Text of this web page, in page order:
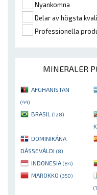
Nyankomna
Delar av högsta
Professionella
MINERALER
AFGHANISTAN
(44)
BRASIL (128)
DOMINIKÁNA
DÁSSEVÁLDI (8)
INDONESIA (84)
MAROKKO (350)